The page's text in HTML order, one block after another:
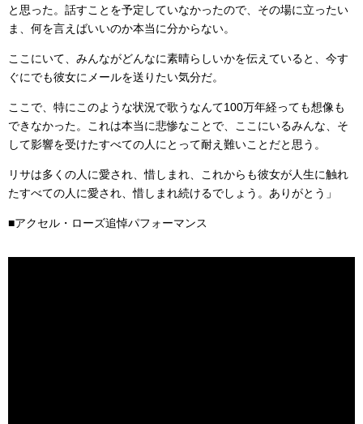
と思った。話すことを予定していなかったので、その場に立ったい
ま、何を言えばいいのか本当に分からない。
ここにいて、みんながどんなに素晴らしいかを伝えていると、今す
ぐにでも彼女にメールを送りたい気分だ。
ここで、特にこのような状況で歌うなんて100万年経っても想像も
できなかった。これは本当に悲惨なことで、ここにいるみんな、そ
して影響を受けたすべての人にとって耐え難いことだと思う。
リサは多くの人に愛され、惜しまれ、これからも彼女が人生に触れ
たすべての人に愛され、惜しまれ続けるでしょう。ありがとう」
■アクセル・ローズ追悼パフォーマンス